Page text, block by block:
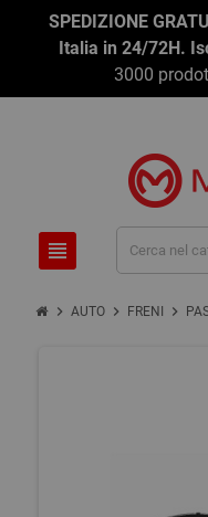
SPEDIZIONE
Italia in 24/72H.
3000
view_headline
chevron_right AUTO chevron_right FRENI chevron_right